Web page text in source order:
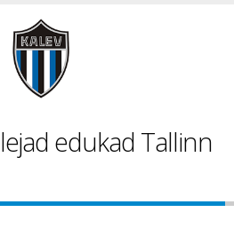
edukad Tallinn